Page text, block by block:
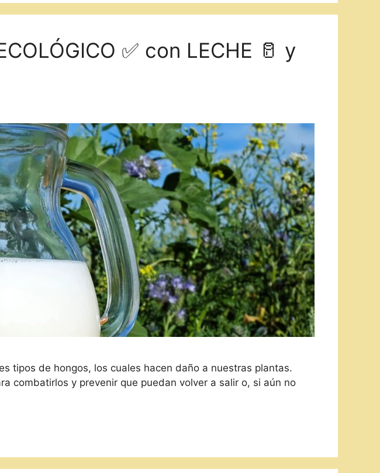
✅ con LECHE 🥛 y
tipos de hongos, los cuales hacen daño a nuestras plantas.
combatirlos y prevenir que puedan volver a salir o, si aún no